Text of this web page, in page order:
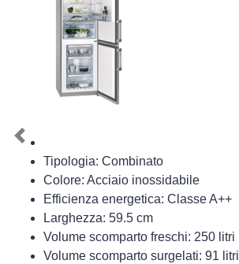
Tipologia: Combinato
Colore: Acciaio inossidabile
Efficienza energetica: Classe A++
Larghezza: 59.5 cm
Volume scomparto freschi: 250 litri
Volume scomparto surgelati: 91 litri
Previous